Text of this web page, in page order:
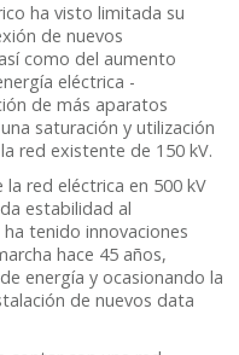
ha visto limitada su
de nuevos
como del aumento
eléctrica -
de más aparatos
saturación y utilización
red existente de 150 kV.
red eléctrica en 500 kV
estabilidad al
tenido innovaciones
hace 45 años,
energía y ocasionando la
de nuevos data